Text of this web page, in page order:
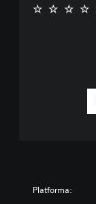
Platforma: